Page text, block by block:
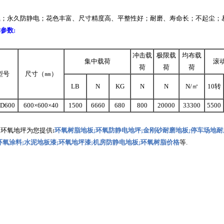
永久防静电；花色丰富、尺寸精度高、平整性好；耐磨、寿命长；不起尘
数:
号 尺寸（㎜）
集中载荷
冲击载
荷
极限载
荷
均布载
荷
滚
LB N KG N N N/㎡ 10转
600×600×40 1500 6660 680 800 20000 33300 5500
氧地坪为您提供:环氧树脂地板;环氧防静电地坪;金刚砂耐磨地板;停车场地
氧涂料;水泥地板漆;环氧地坪漆;机房防静电地板;环氧树脂价格等.